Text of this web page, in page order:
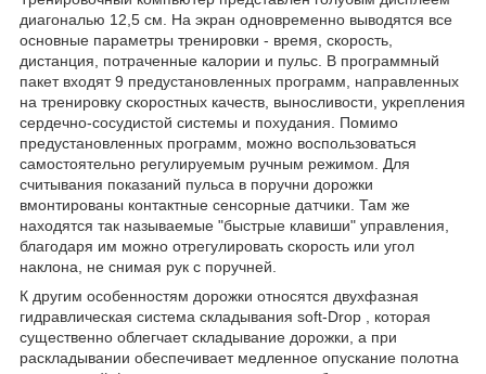
диагональю 12,5 см. На экран одновременно выводятся все
основные параметры тренировки - время, скорость,
дистанция, потраченные калории и пульс. В программный
пакет входят 9 предустановленных программ, направленных
на тренировку скоростных качеств, выносливости, укрепления
сердечно-сосудистой системы и похудания. Помимо
предустановленных программ, можно воспользоваться
самостоятельно регулируемым ручным режимом. Для
считывания показаний пульса в поручни дорожки
вмонтированы контактные сенсорные датчики. Там же
находятся так называемые "быстрые клавиши" управления,
благодаря им можно отрегулировать скорость или угол
наклона, не снимая рук с поручней.
К другим особенностям дорожки относятся двухфазная
гидравлическая система складывания soft-Drop , которая
существенно облегчает складывание дорожки, а при
раскладывании обеспечивает медленное опускание полотна